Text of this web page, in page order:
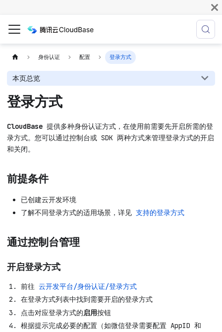
身份认证 配置 登录方式
本页总览
登录方式
CloudBase 提供多种身份认证方式，在使用前需要先开启所需的登
录方式。您可以通过控制台或 SDK 两种方式来管理登录方式的开启
和关闭。
前提条件
已创建云开发环境
了解不同登录方式的适用场景，详见 支持的登录方式
通过控制台管理
开启登录方式
前往 云开发平台/身份认证/登录方式
在登录方式列表中找到需要开启的登录方式
点击对应登录方式的启用按钮
根据提示完成必要的配置（如微信登录需要配置 AppID 和